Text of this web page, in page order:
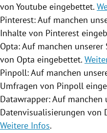
von Youtube eingebettet.
Pinterest: Auf manchen
Inhalte von Pinterest
Opta: Auf manchen
von Opta eingebettet.
Pinpoll: Auf manchen
Umfragen von Pinpoll
Datawrapper: Auf manchen
Datenvisualisierungen von
Weitere Infos.